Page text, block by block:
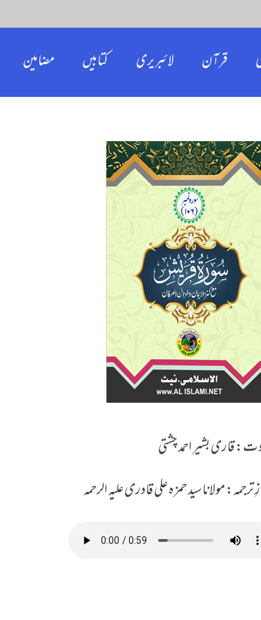
قرآن لائبریری کتابیں مضامین
قاری بشیر احمد چشتی
مولانا سید حمزہ علی قادری علیہ الرحمہ